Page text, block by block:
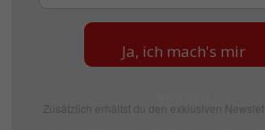
Ja, ich mach's mir
Zusätzlich erhältst du den exklusiven